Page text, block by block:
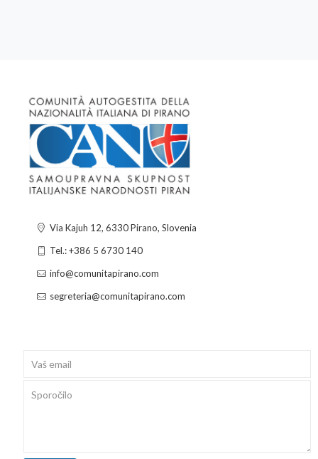
Via Kajuh 12, 6330 Pirano, Slovenia
Tel.: +386 5 6730 140
info@comunitapirano.com
segreteria@comunitapirano.com